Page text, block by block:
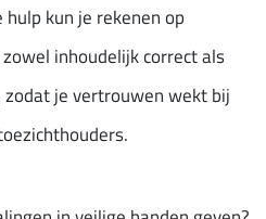
kun je rekenen op
inhoudelijk correct als
je vertrouwen wekt bij